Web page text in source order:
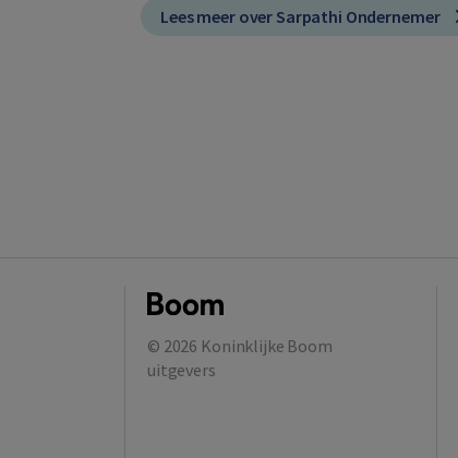
Lees meer over Sarpathi Ondernemer
© 2026 Koninklijke Boom
uitgevers